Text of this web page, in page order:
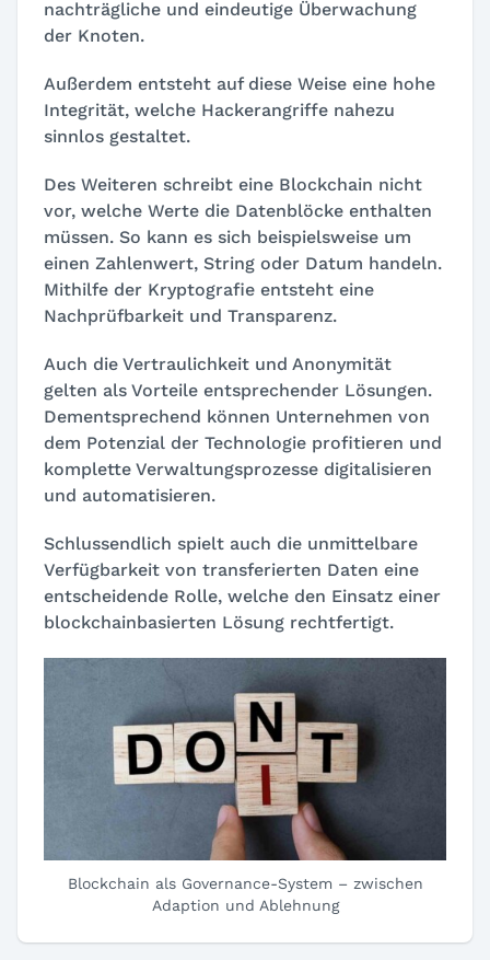
nachträgliche und eindeutige Überwachung
der Knoten.
Außerdem entsteht auf diese Weise eine hohe
Integrität, welche Hackerangriffe nahezu
sinnlos gestaltet.
Des Weiteren schreibt eine Blockchain nicht
vor, welche Werte die Datenblöcke enthalten
müssen. So kann es sich beispielsweise um
einen Zahlenwert, String oder Datum handeln.
Mithilfe der Kryptografie entsteht eine
Nachprüfbarkeit und Transparenz.
Auch die Vertraulichkeit und Anonymität
gelten als Vorteile entsprechender Lösungen.
Dementsprechend können Unternehmen von
dem Potenzial der Technologie profitieren und
komplette Verwaltungsprozesse digitalisieren
und automatisieren.
Schlussendlich spielt auch die unmittelbare
Verfügbarkeit von transferierten Daten eine
entscheidende Rolle, welche den Einsatz einer
blockchainbasierten Lösung rechtfertigt.
Blockchain als Governance-System – zwischen
Adaption und Ablehnung